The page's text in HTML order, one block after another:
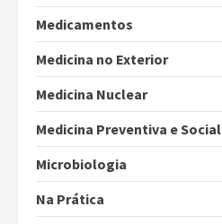
Medicamentos
Medicina no Exterior
Medicina Nuclear
Medicina Preventiva e Social
Microbiologia
Na Prática